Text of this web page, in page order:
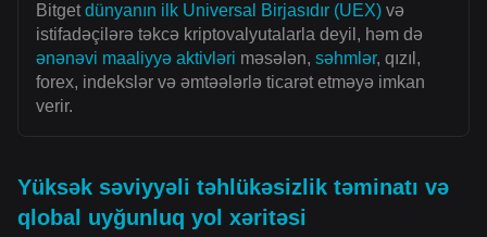
Bitget dünyanın ilk Universal Birjasıdır (UEX) və
istifadəçilərə təkcə kriptovalyutalarla deyil, həm də
ənənəvi maaliyyə aktivləri məsələn, səhmlər, qızıl,
forex, indekslər və əmtəələrlə ticarət etməyə imkan
verir.
Yüksək səviyyəli təhlükəsizlik təminatı və
qlobal uyğunluq yol xəritəsi